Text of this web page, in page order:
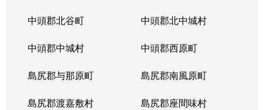
中頭郡北谷町 中頭郡北中城村
中頭郡中城村 中頭郡西原町
島尻郡与那原町 島尻郡南風原町
島尻郡渡嘉敷村 島尻郡座間味村